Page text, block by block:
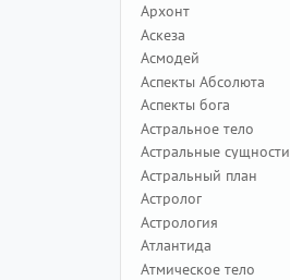
Архонт
Аскеза
Асмодей
Аспекты Абсолюта
Аспекты бога
Астральное тело
Астральные сущности
Астральный план
Астролог
Астрология
Атлантида
Атмическое тело